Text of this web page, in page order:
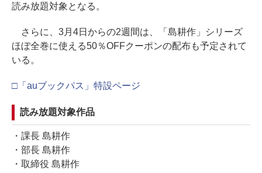
読み放題対象となる。
さらに、3月4日からの2週間は、「島耕作」シリーズ
ほぼ全巻に使える50％OFFクーポンの配布も予定されて
いる。
□「auブックパス」特設ページ
読み放題対象作品
・課長 島耕作
・部長 島耕作
・取締役 島耕作